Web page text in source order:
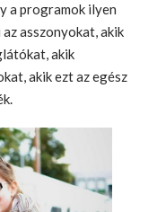
a programok ilyen
asszonyokat, akik
akik
akik ezt az egész